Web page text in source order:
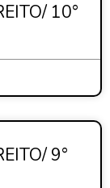
10°
9°